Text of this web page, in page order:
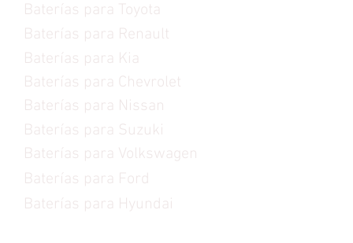
Baterías para Toyota
Baterías para Renault
Baterías para Kia
Baterías para Chevrolet
Baterías para Nissan
Baterías para Suzuki
Baterías para Volkswagen
Baterías para Ford
Baterías para Hyundai